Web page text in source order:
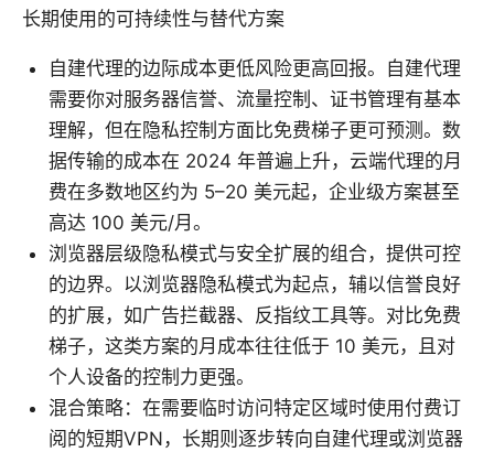
长期使用的可持续性与替代方案
自建代理的边际成本更低风险更高回报。自建代理
需要你对服务器信誉、流量控制、证书管理有基本
理解，但在隐私控制方面比免费梯子更可预测。数
据传输的成本在 2024 年普遍上升，云端代理的月
费在多数地区约为 5–20 美元起，企业级方案甚至
高达 100 美元/月。
浏览器层级隐私模式与安全扩展的组合，提供可控
的边界。以浏览器隐私模式为起点，辅以信誉良好
的扩展，如广告拦截器、反指纹工具等。对比免费
梯子，这类方案的月成本往往低于 10 美元，且对
个人设备的控制力更强。
混合策略：在需要临时访问特定区域时使用付费订
阅的短期VPN，长期则逐步转向自建代理或浏览器